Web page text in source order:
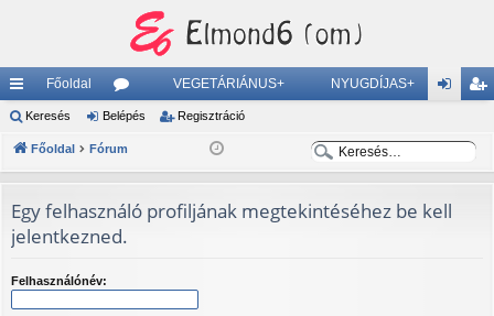
yo
rs
lin
ke
k
Főoldal
ór
u
m
ok
VEGETÁRIÁNUS+ NYUGDÍJAS+
és
is
ztr
Keresés Belépés Regisztráció
Főoldal Fórum
e
e
e
e
Egy felhasználó profiljának megtekintéséhez be kell
jelentkezned.
Felhasználónév: